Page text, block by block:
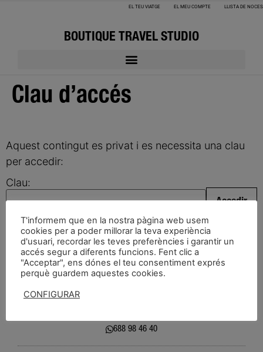
EL TEU VIATGE EL MEU COMPTE LLISTA DE NOCES
BOUTIQUE TRAVEL STUDIO
Clau d’accés
Aquest contingut es privat i es necessita una clau
per accedir:
Clau:
FAQS
688 98 46 40
T'informem que en la nostra pàgina web usem
cookies per a poder millorar la teva experiència
d'usuari, recordar les teves preferències i garantir un
accés segur a diferents funcions. Fent clic a
"Acceptar", ens dónes el teu consentiment exprés
perquè guardem aquestes cookies.
CONFIGURAR